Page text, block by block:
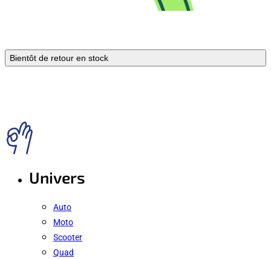
Bientôt de retour en stock
Univers
Auto
Moto
Scooter
Quad